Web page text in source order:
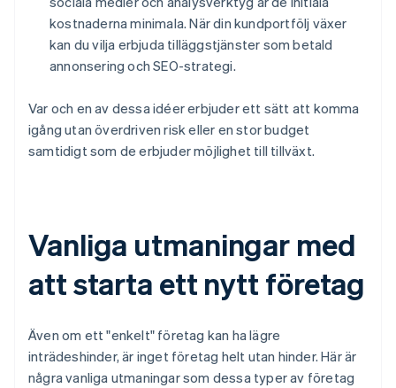
kostnaderna minimala. När din kundportfölj växer
kan du vilja erbjuda tilläggstjänster som betald
annonsering och SEO-strategi.
Var och en av dessa idéer erbjuder ett sätt att komma
igång utan överdriven risk eller en stor budget
samtidigt som de erbjuder möjlighet till tillväxt.
Vanliga utmaningar med
att starta ett nytt företag
Även om ett "enkelt" företag kan ha lägre
inträdeshinder, är inget företag helt utan hinder. Här är
några vanliga utmaningar som dessa typer av företag